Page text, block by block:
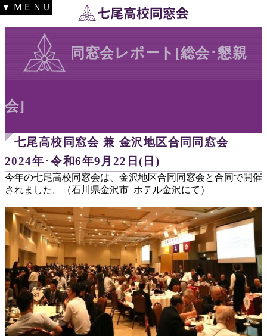
▼ ＭＥＮＵ
同窓会レポート[総会･懇親
会]
七尾高校同窓会 兼 金沢地区合同同窓会
2024年･令和6年9月22日(日)
今年の七尾高校同窓会は、金沢地区合同同窓会と合同で開催
されました。（石川県金沢市 ホテル金沢にて）